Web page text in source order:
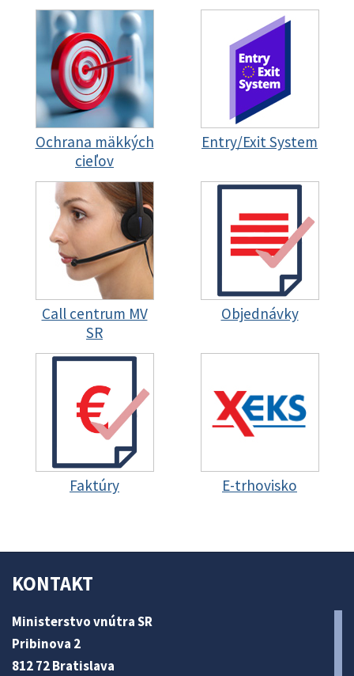
Ochrana mäkkých
cieľov
Entry/Exit System
Call centrum MV
SR
Objednávky
Faktúry E-trhovisko
KONTAKT
Ministerstvo vnútra SR
Pribinova 2
812 72 Bratislava